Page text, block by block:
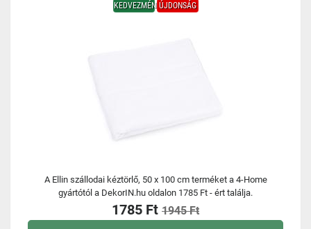
KEDVEZMÉNYÚJDONSÁG
A Ellin szállodai kéztörlő, 50 x 100 cm terméket a 4-Home
gyártótól a DekorIN.hu oldalon 1785 Ft - ért találja.
1785 Ft 1945 Ft